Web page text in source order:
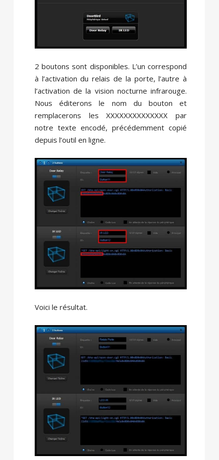
2 boutons sont disponibles. L’un correspond
à l’activation du relais de la porte, l’autre à
l’activation de la vision nocturne infrarouge.
Nous éditerons le nom du bouton et
remplacerons les XXXXXXXXXXXXXX par
notre texte encodé, précédemment copié
depuis l’outil en ligne.
Voici le résultat.